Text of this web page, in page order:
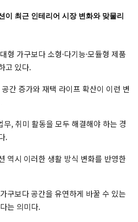
이 최근 인테리어 시장 변화와 맞물리
형 가구보다 소형·다기능·모듈형 제품
고 있다.
간 증가와 재택 라이프 확산이 이런 변
무, 취미 활동을 모두 해결해야 하는 경
.
역시 이러한 생활 방식 변화를 반영한
구보다 공간을 유연하게 바꿀 수 있는
는 의미다.